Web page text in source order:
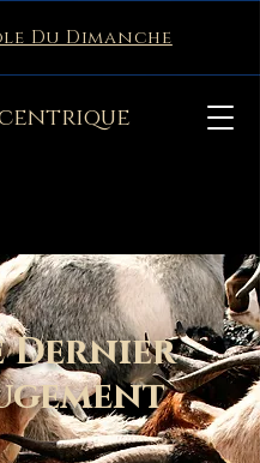
Du Dimanche
Dernier